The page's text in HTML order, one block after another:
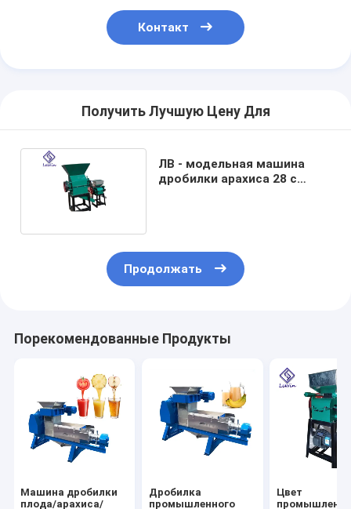
Контакт
Получить Лучшую Цену Для
ЛВ - модельная машина
дробилки арахиса 28 с
Продолжать
Порекомендованные Продукты
Машина дробилки
плода/арахиса/
Дробилка
промышленного
Цвет